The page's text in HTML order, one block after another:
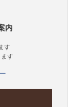
内
す
す